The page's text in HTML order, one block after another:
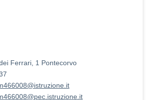
Ferrari, 1 Pontecorvo